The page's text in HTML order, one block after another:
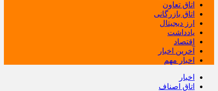
اتاق تعاون
اتاق بازرگانی
ارز دیجیتال
یادداشت
اقتصاد
آخرین اخبار
اخبار مهم
اخبار
اتاق اصناف